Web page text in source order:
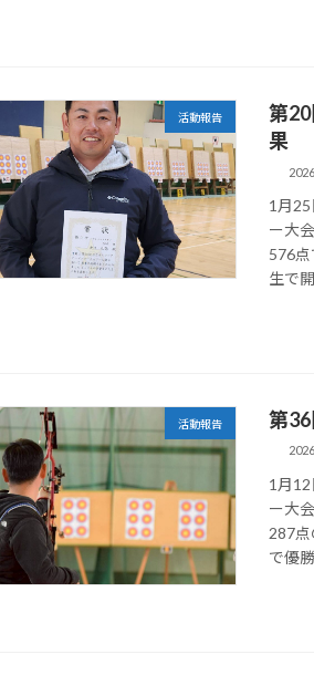
活動報告
第
果
1月
ー大
576
生で
活動報告 第
1月
ー大
287
で優